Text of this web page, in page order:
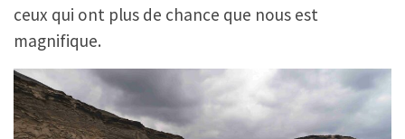
ceux qui ont plus de chance que nous est
magnifique.